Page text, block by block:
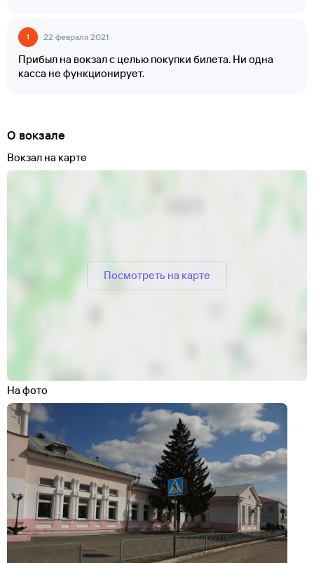
1 22 февраля 2021
Прибыл на вокзал с целью покупки билета. Ни одна
касса не функционирует.
О вокзале
Вокзал на карте
Посмотреть на карте
На фото